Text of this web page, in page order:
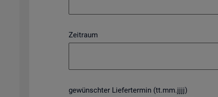
Zeitraum
gewünschter Liefertermin (tt.mm.jjjj)